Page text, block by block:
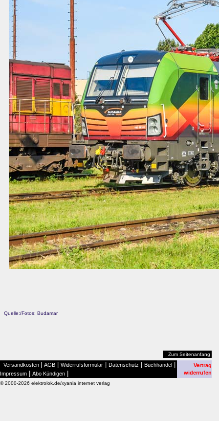
Quelle:/Fotos: Budamar
Zum Seitenanfang
Versandkosten AGB Widerrufsformular Datenschutz Buchhandel
Impressum Abo Kündigen
Vertrag
widerrufen
© 2000-2026 elektrolok.de/xyania internet verlag